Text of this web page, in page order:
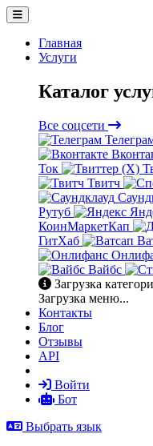
Главная
Услуги
Каталог
Все соцсети
Ток
Твитч
Рутуб
КоинМаркетКап
ГитХаб
Вайбс
Загрузка
Загрузка меню...
Контакты
Блог
Отзывы
API
Войти
Бот
Выбрать язык